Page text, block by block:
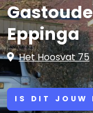
Eppinga
Het Hoosvat 75
IS DIT JOUW